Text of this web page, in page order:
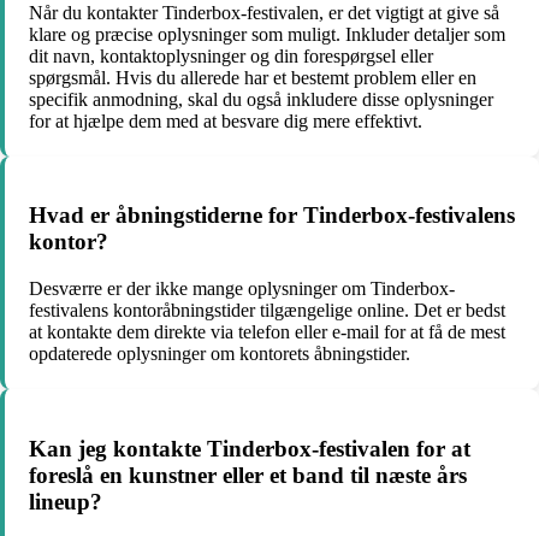
Når du kontakter Tinderbox-festivalen, er det vigtigt at give så
klare og præcise oplysninger som muligt. Inkluder detaljer som
dit navn, kontaktoplysninger og din forespørgsel eller
spørgsmål. Hvis du allerede har et bestemt problem eller en
specifik anmodning, skal du også inkludere disse oplysninger
for at hjælpe dem med at besvare dig mere effektivt.
Hvad er åbningstiderne for Tinderbox-festivalens
kontor?
Desværre er der ikke mange oplysninger om Tinderbox-
festivalens kontoråbningstider tilgængelige online. Det er bedst
at kontakte dem direkte via telefon eller e-mail for at få de mest
opdaterede oplysninger om kontorets åbningstider.
Kan jeg kontakte Tinderbox-festivalen for at
foreslå en kunstner eller et band til næste års
lineup?